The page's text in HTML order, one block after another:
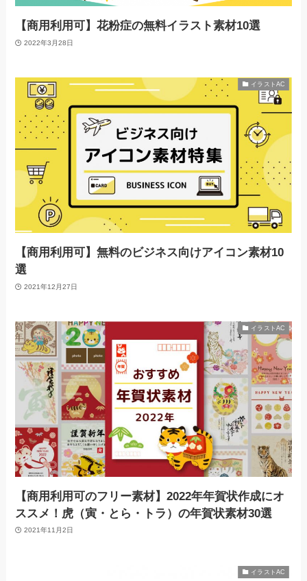
【商用利用可】花粉症の無料イラスト素材10選
2022年3月28日
イラストAC
【商用利用可】無料のビジネス向けアイコン素材10
選
2021年12月27日
イラストAC
【商用利用可のフリー素材】2022年年賀状作成にオ
ススメ！虎（寅・とら・トラ）の年賀状素材30選
2021年11月2日
イラストAC